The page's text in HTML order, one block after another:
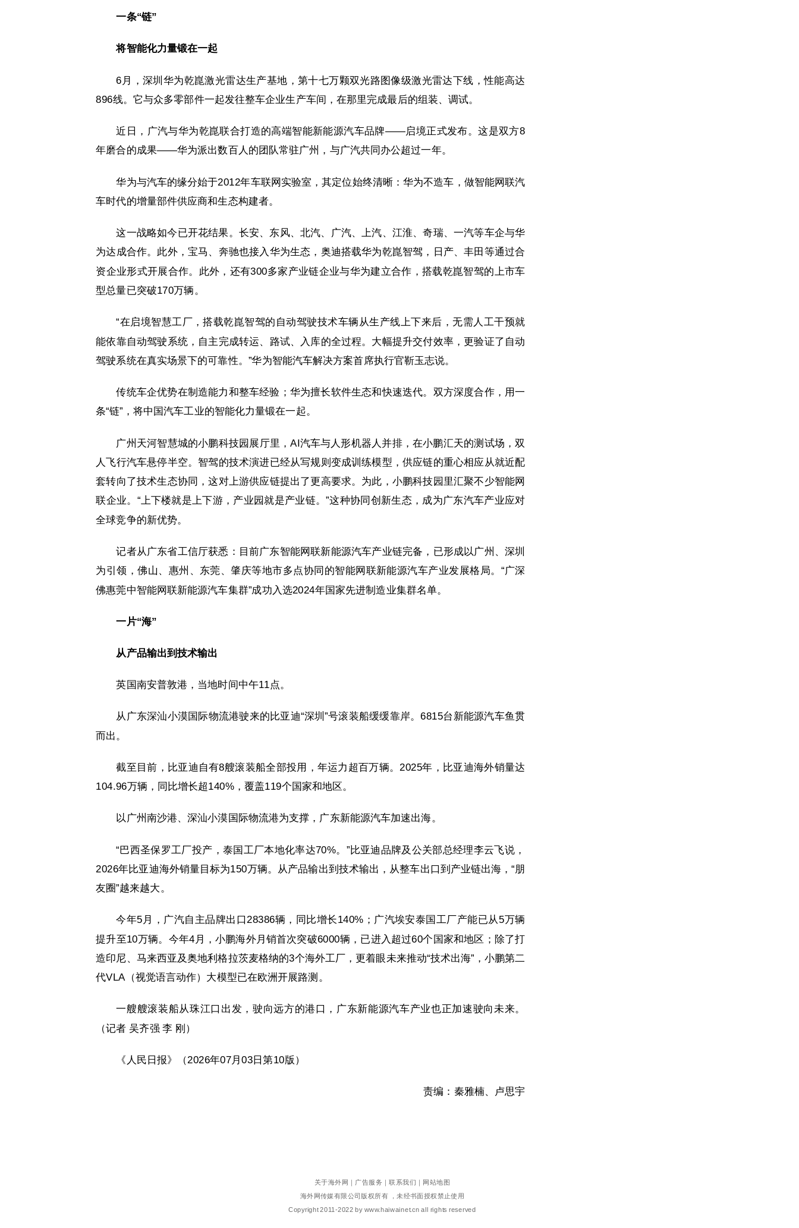
一条“链”
将智能化力量锻在一起
6月，深圳华为乾崑激光雷达生产基地，第十七万颗双光路图像级激光雷达下线，性能高达
896线。它与众多零部件一起发往整车企业生产车间，在那里完成最后的组装、调试。
近日，广汽与华为乾崑联合打造的高端智能新能源汽车品牌——启境正式发布。这是双方8
年磨合的成果——华为派出数百人的团队常驻广州，与广汽共同办公超过一年。
华为与汽车的缘分始于2012年车联网实验室，其定位始终清晰：华为不造车，做智能网联汽
车时代的增量部件供应商和生态构建者。
这一战略如今已开花结果。长安、东风、北汽、广汽、上汽、江淮、奇瑞、一汽等车企与华
为达成合作。此外，宝马、奔驰也接入华为生态，奥迪搭载华为乾崑智驾，日产、丰田等通过合
资企业形式开展合作。此外，还有300多家产业链企业与华为建立合作，搭载乾崑智驾的上市车
型总量已突破170万辆。
“在启境智慧工厂，搭载乾崑智驾的自动驾驶技术车辆从生产线上下来后，无需人工干预就
能依靠自动驾驶系统，自主完成转运、路试、入库的全过程。大幅提升交付效率，更验证了自动
驾驶系统在真实场景下的可靠性。”华为智能汽车解决方案首席执行官靳玉志说。
传统车企优势在制造能力和整车经验；华为擅长软件生态和快速迭代。双方深度合作，用一
条“链”，将中国汽车工业的智能化力量锻在一起。
广州天河智慧城的小鹏科技园展厅里，AI汽车与人形机器人并排，在小鹏汇天的测试场，双
人飞行汽车悬停半空。智驾的技术演进已经从写规则变成训练模型，供应链的重心相应从就近配
套转向了技术生态协同，这对上游供应链提出了更高要求。为此，小鹏科技园里汇聚不少智能网
联企业。“上下楼就是上下游，产业园就是产业链。”这种协同创新生态，成为广东汽车产业应对
全球竞争的新优势。
记者从广东省工信厅获悉：目前广东智能网联新能源汽车产业链完备，已形成以广州、深圳
为引领，佛山、惠州、东莞、肇庆等地市多点协同的智能网联新能源汽车产业发展格局。“广深
佛惠莞中智能网联新能源汽车集群”成功入选2024年国家先进制造业集群名单。
一片“海”
从产品输出到技术输出
英国南安普敦港，当地时间中午11点。
从广东深汕小漠国际物流港驶来的比亚迪“深圳”号滚装船缓缓靠岸。6815台新能源汽车鱼贯
而出。
截至目前，比亚迪自有8艘滚装船全部投用，年运力超百万辆。2025年，比亚迪海外销量达
104.96万辆，同比增长超140%，覆盖119个国家和地区。
以广州南沙港、深汕小漠国际物流港为支撑，广东新能源汽车加速出海。
“巴西圣保罗工厂投产，泰国工厂本地化率达70%。”比亚迪品牌及公关部总经理李云飞说，
2026年比亚迪海外销量目标为150万辆。从产品输出到技术输出，从整车出口到产业链出海，“朋
友圈”越来越大。
今年5月，广汽自主品牌出口28386辆，同比增长140%；广汽埃安泰国工厂产能已从5万辆
提升至10万辆。今年4月，小鹏海外月销首次突破6000辆，已进入超过60个国家和地区；除了打
造印尼、马来西亚及奥地利格拉茨麦格纳的3个海外工厂，更着眼未来推动“技术出海”，小鹏第二
代VLA（视觉语言动作）大模型已在欧洲开展路测。
一艘艘滚装船从珠江口出发，驶向远方的港口，广东新能源汽车产业也正加速驶向未来。
（记者 吴齐强 李 刚）
《人民日报》（2026年07月03日第10版）
责编：秦雅楠、卢思宇
关于海外网 ｜ 广告服务｜联系我们 ｜ 网站地图
海外网传媒有限公司版权所有 ，未经书面授权禁止使用
Copyright2011-2022 by www.haiwainet.cn all rights reserved